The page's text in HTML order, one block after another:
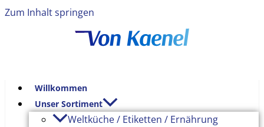
Zum Inhalt springen
Willkommen
Unser Sortiment
Weltküche / Etiketten / Ernährung